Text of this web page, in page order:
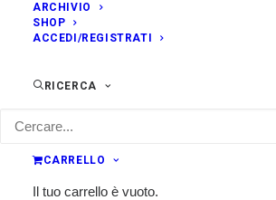
ARCHIVIO
SHOP
ACCEDI/REGISTRATI
RICERCA
CARRELLO
Il tuo carrello è vuoto.
MER
28 TDS